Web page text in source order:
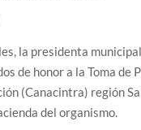
la presidenta
de honor a la Toma
(Canacintra) región
del organismo.